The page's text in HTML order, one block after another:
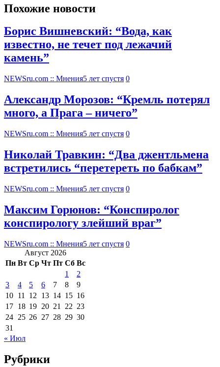
Похожие новости
Борис Вишневский: “Вода, как
известно, не течет под лежачий
камень”
NEWSru.com :: Мнения5 лет спустя 0
Александр Морозов: “Кремль потерял
много, а Прага – ничего”
NEWSru.com :: Мнения5 лет спустя 0
Николай Травкин: “Два джентльмена
встретились “перетереть по бабкам”
NEWSru.com :: Мнения5 лет спустя 0
Максим Горюнов: “Конспиролог
конспирологу злейший враг”
NEWSru.com :: Мнения5 лет спустя 0
Август 2026
Пн Вт Ср Чт Пт Сб Вс
1
2
3
4 5 6 7 8
9
10 11 12 13 14 15 16
17 18 19 20 21 22 23
24 25 26 27 28 29 30
31
« Июл
Рубрики